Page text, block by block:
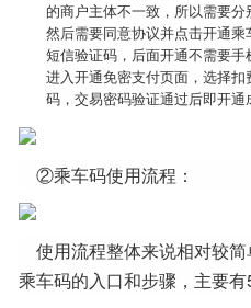
的商户主体不一致，所以需要分
然后需要同意协议并点击开通
短信验证码，后面开通不需要
进入开通免密支付页面，选择
码，交易密码验证通过后即开通
②乘车码使用流程：
使用流程整体来说相对较
乘车码的入口和步骤，主要有